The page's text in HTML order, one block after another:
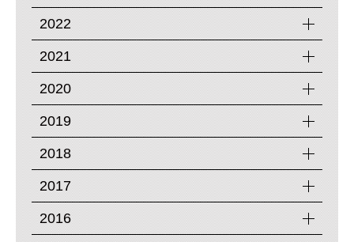
2022
2021
2020
2019
2018
2017
2016